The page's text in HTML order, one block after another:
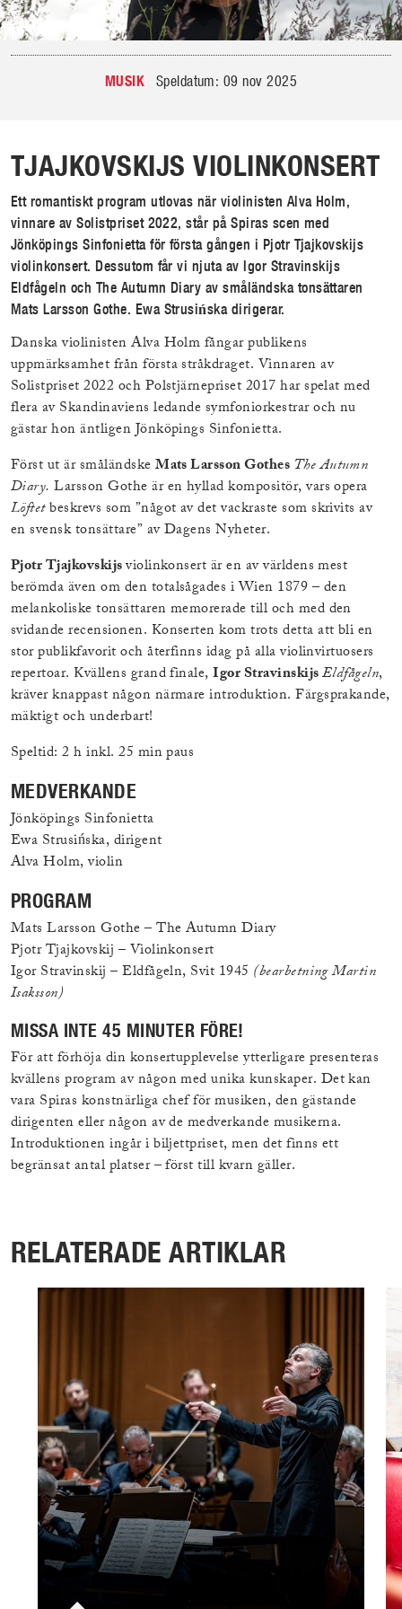
MUSIK Speldatum: 09 nov 2025
TJAJKOVSKIJS VIOLINKONSERT
Ett romantiskt program utlovas när violinisten Alva Holm,
vinnare av Solistpriset 2022, står på Spiras scen med
Jönköpings Sinfonietta för första gången i Pjotr Tjajkovskijs
violinkonsert. Dessutom får vi njuta av Igor Stravinskijs
Eldfågeln och The Autumn Diary av småländska tonsättaren
Mats Larsson Gothe. Ewa Strusińska dirigerar.
Danska violinisten Alva Holm fångar publikens
uppmärksamhet från första stråkdraget. Vinnaren av
Solistpriset 2022 och Polstjärnepriset 2017 har spelat med
flera av Skandinaviens ledande symfoniorkestrar och nu
gästar hon äntligen Jönköpings Sinfonietta.
Först ut är småländskeMats Larsson Gothes The Autumn
Diary.Larsson Gothe är en hyllad kompositör, vars opera
Löftetbeskrevs som ”något av det vackraste som skrivits av
en svensk tonsättare” av Dagens Nyheter.
Pjotr Tjajkovskijsviolinkonsert är en av världens mest
berömda även om den totalsågades i Wien 1879 – den
melankoliske tonsättaren memorerade till och med den
svidande recensionen. Konserten kom trots detta att bli en
stor publikfavorit och återfinns idag på alla violinvirtuosers
repertoar. Kvällens grand finale,Igor StravinskijsEldfågeln,
kräver knappast någon närmare introduktion. Färgsprakande,
mäktigt och underbart!
Speltid: 2 h inkl. 25 min paus
MEDVERKANDE
Jönköpings Sinfonietta
Ewa Strusińska, dirigent
Alva Holm, violin
PROGRAM
Mats Larsson Gothe – The Autumn Diary
Pjotr Tjajkovskij – Violinkonsert
Igor Stravinskij – Eldfågeln, Svit 1945 (bearbetning Martin
Isaksson)
MISSA INTE 45 MINUTER FÖRE!
För att förhöja din konsertupplevelse ytterligare presenteras
kvällens program av någon med unika kunskaper. Det kan
vara Spiras konstnärliga chef för musiken, den gästande
dirigenten eller någon av de medverkande musikerna.
Introduktionen ingår i biljettpriset, men det finns ett
begränsat antal platser – först till kvarn gäller.
RELATERADE ARTIKLAR